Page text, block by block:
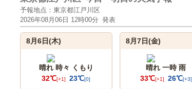
予報地点：東京都江戸川区
2026年08月06日 12時00分 発表
8月6日(木)
晴れ 時々 くもり
32℃[+1] 23℃[0]
8月7日(金)
晴れ 一時 雨
33℃[+1] 26℃[+3]